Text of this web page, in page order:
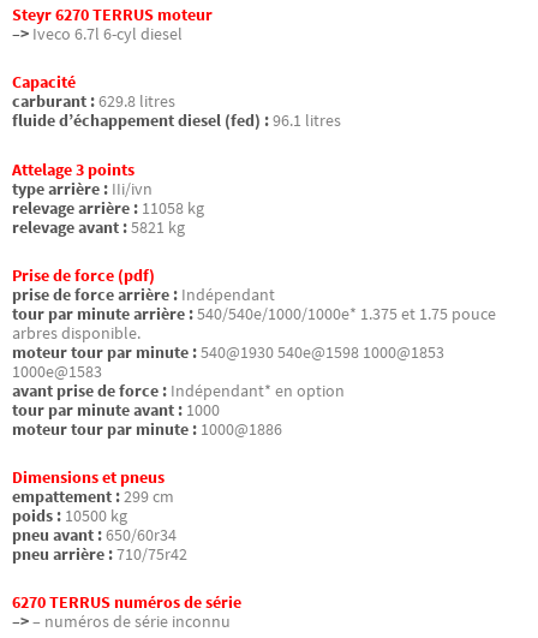
Steyr 6270 TERRUS moteur
–> Iveco 6.7l 6-cyl diesel
Capacité
carburant :629.8 litres
fluide d’échappement diesel (fed) :96.1 litres
Attelage 3 points
type arrière : IIi/ivn
relevage arrière : 11058 kg
relevage avant :5821 kg
Prise de force (pdf)
prise de force arrière : Indépendant
tour par minute arrière :540/540e/1000/1000e* 1.375 et 1.75 pouce
arbres disponible.
moteur tour par minute :540@1930 540e@1598 1000@1853
1000e@1583
avant prise de force : Indépendant* en option
tour par minute avant : 1000
moteur tour par minute : 1000@1886
Dimensions et pneus
empattement :299 cm
poids : 10500 kg
pneu avant :650/60r34
pneu arrière :710/75r42
6270 TERRUS numéros de série
–>– numéros de série inconnu